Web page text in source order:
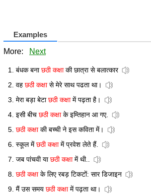
Examples
More: Next
बंधक बनाछठी कक्षाकी छात्रा से बलात्कार
वह छठी कक्षासे मेरे साथ पढता था।
मेरा बड़ा बेटाछठी कक्षामें पढ़ता है।
इसी बीच छठी कक्षाके इम्तिहान आ गए.
छठी कक्षाकी बच्ची ने इस कविता में।
स्कूल मेंछठी कक्षामें प्रवेश लेते हैं.
जब पांचवी याछठी कक्षामें थी..
छठी कक्षाके लिए रबड़ टिकटों: सार डिजाइन
मैं उस समय छठी कक्षामें पढ़ता था।